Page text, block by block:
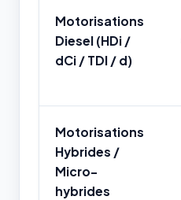
Motorisations
Diesel (HDi /
dCi / TDI / d)
Motorisations
Hybrides /
Micro-
hybrides